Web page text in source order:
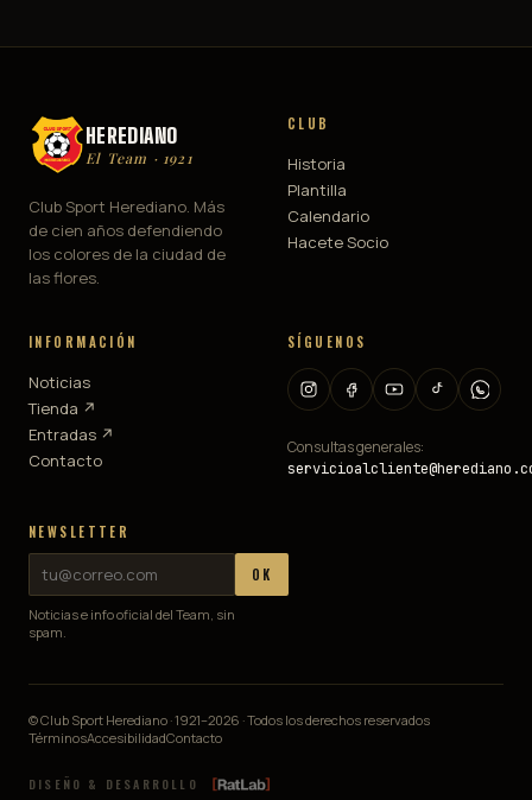
HEREDIANO
El Team · 1921
Club Sport Herediano. Más
de cien años defendiendo
los colores de la ciudad de
las flores.
CLUB
Historia
Plantilla
Calendario
Hacete Socio
INFORMACIÓN
Noticias
Tienda ↗
Entradas ↗
Contacto
SÍGUENOS
Consultas generales:
NEWSLETTER
OK
Noticias e info oficial del Team, sin
spam.
© Club Sport Herediano · 1921–2026 · Todos los derechos reservados
TérminosAccesibilidadContacto
DISEÑO & DESARROLLO